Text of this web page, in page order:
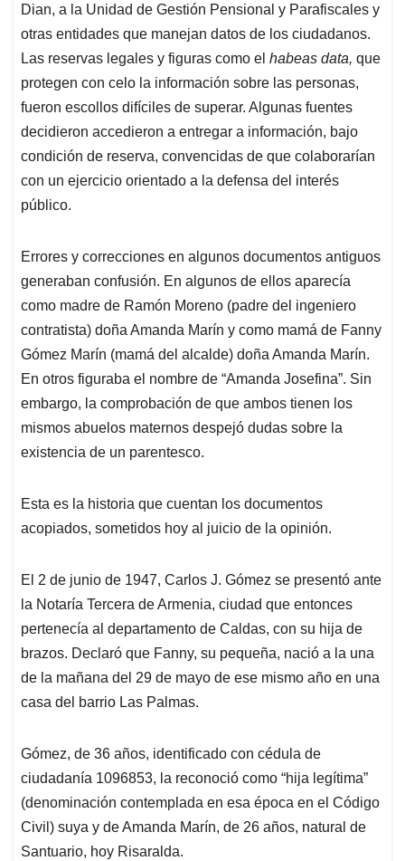
Dian, a la Unidad de Gestión Pensional y Parafiscales y
otras entidades que manejan datos de los ciudadanos.
Las reservas legales y figuras como el habeas data, que
protegen con celo la información sobre las personas,
fueron escollos difíciles de superar. Algunas fuentes
decidieron accedieron a entregar a información, bajo
condición de reserva, convencidas de que colaborarían
con un ejercicio orientado a la defensa del interés
público.
Errores y correcciones en algunos documentos antiguos
generaban confusión. En algunos de ellos aparecía
como madre de Ramón Moreno (padre del ingeniero
contratista) doña Amanda Marín y como mamá de Fanny
Gómez Marín (mamá del alcalde) doña Amanda Marín.
En otros figuraba el nombre de “Amanda Josefina”. Sin
embargo, la comprobación de que ambos tienen los
mismos abuelos maternos despejó dudas sobre la
existencia de un parentesco.
Esta es la historia que cuentan los documentos
acopiados, sometidos hoy al juicio de la opinión.
El 2 de junio de 1947, Carlos J. Gómez se presentó ante
la Notaría Tercera de Armenia, ciudad que entonces
pertenecía al departamento de Caldas, con su hija de
brazos. Declaró que Fanny, su pequeña, nació a la una
de la mañana del 29 de mayo de ese mismo año en una
casa del barrio Las Palmas.
Gómez, de 36 años, identificado con cédula de
ciudadanía 1096853, la reconoció como “hija legítima”
(denominación contemplada en esa época en el Código
Civil) suya y de Amanda Marín, de 26 años, natural de
Santuario, hoy Risaralda.